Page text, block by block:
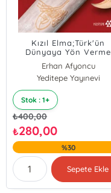
Kızıl Elma;Türk'ün
Dünyaya Yön Verme
Ülküsü
Erhan Afyoncu
Yeditepe Yayınevi
Stok : 1+
₺400,00
₺280,00
%30
Sepete Ekle